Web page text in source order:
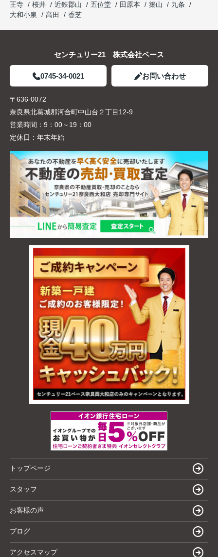
王寺
桜井 近鉄郡山 五位堂 田原本 築山
九条
大和小泉
高田 香芝
センチュリー21 株式会社ベース
0745-34-0021 お問い合わせ
〒636-0072
奈良県北葛城郡河合町中山台２丁目12-9
営業時間： 9：00～19：00
定休日： 年末年始
トップページ
スタッフ
お客様の声
ブログ
アクセスマップ